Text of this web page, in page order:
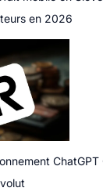
en 2026
ChatGPT